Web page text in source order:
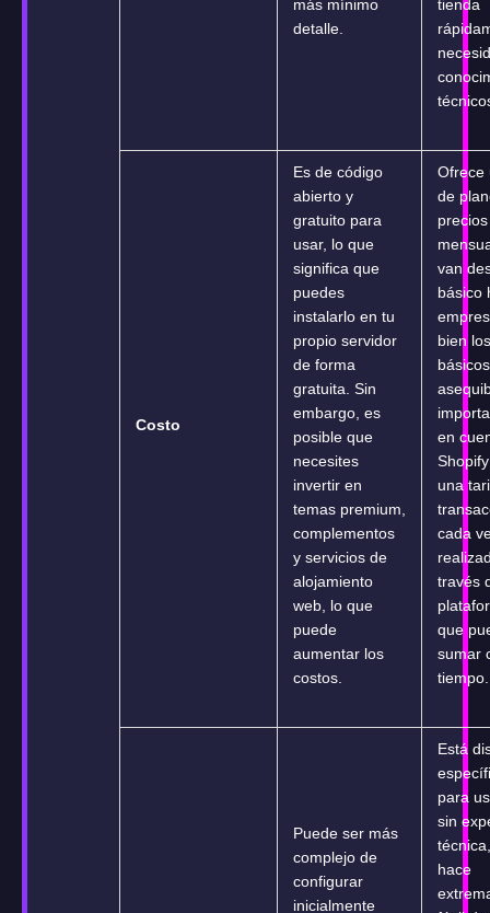
más mínimo
detalle.
tienda
Costo
Es de código
abierto y
gratuito para
usar, lo que
significa que
puedes
instalarlo en tu
propio servidor
de forma
gratuita. Sin
embargo, es
posible que
necesites
invertir en
temas premium,
complementos
y servicios de
alojamiento
web, lo que
puede
aumentar los
costos.
Ofrece
de
precios
van
básico
bien
en
una
cada
través
que
sumar
tiempo.
Puede ser más
complejo de
configurar
inicialmente
Está
para
sin
hace